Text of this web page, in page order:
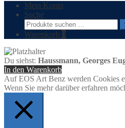
Mein Konto
Suche
Suchen
nach:
Warenkorb 0
Du siehst: Haussmann, Georges
In den Warenkorb
Auf EOS Art Benz werden Cookies
Wenn Sie mehr darüber erfahren